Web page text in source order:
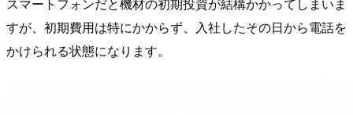
すが、初期費用は特にかからず、入社したその日から電話を
かけられる状態になります。